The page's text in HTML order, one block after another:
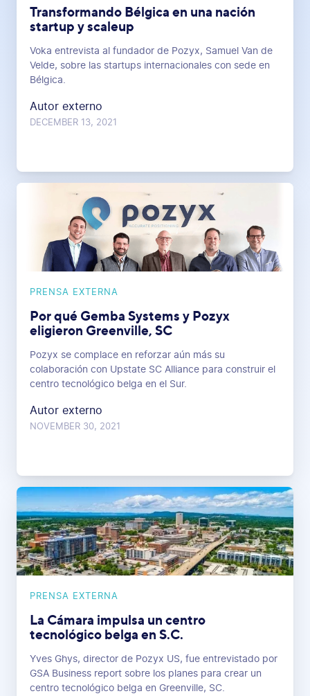
Transformando Bélgica en una nación
startup y scaleup
Voka entrevista al fundador de Pozyx, Samuel Van de
Velde, sobre las startups internacionales con sede en
Bélgica.
Autor externo
DECEMBER 13, 2021
PRENSA EXTERNA
Por qué Gemba Systems y Pozyx
eligieron Greenville, SC
Pozyx se complace en reforzar aún más su
colaboración con Upstate SC Alliance para construir el
centro tecnológico belga en el Sur.
Autor externo
NOVEMBER 30, 2021
PRENSA EXTERNA
La Cámara impulsa un centro
tecnológico belga en S.C.
Yves Ghys, director de Pozyx US, fue entrevistado por
GSA Business report sobre los planes para crear un
centro tecnológico belga en Greenville, SC.